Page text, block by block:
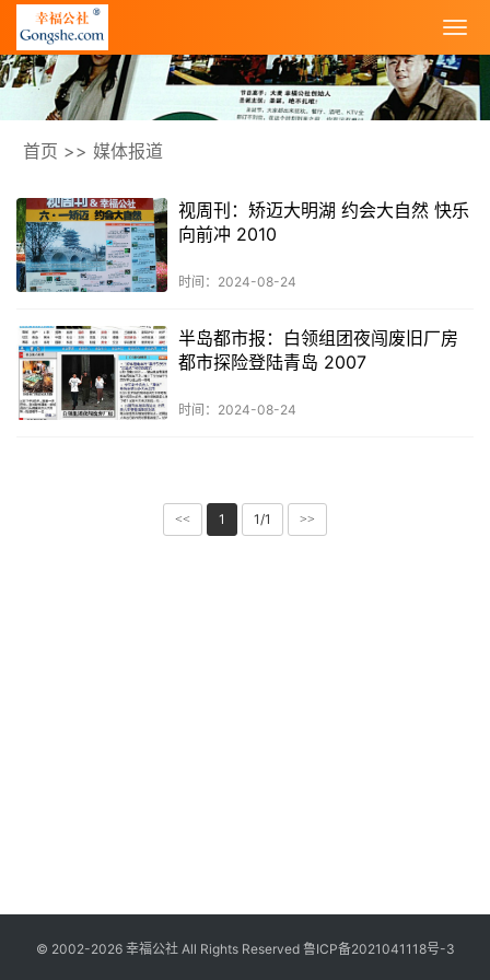
首页 >> 媒体报道
视周刊：矫迈大明湖 约会大自然 快乐
向前冲 2010
时间：2024-08-24
半岛都市报：白领组团夜闯废旧厂房
都市探险登陆青岛 2007
时间：2024-08-24
<< 1 1/1 >>
© 2002-2026 幸福公社 All Rights Reserved 鲁ICP备2021041118号-3